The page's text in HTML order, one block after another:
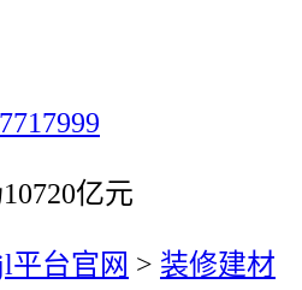
亿元
平台官网 > 装修建材